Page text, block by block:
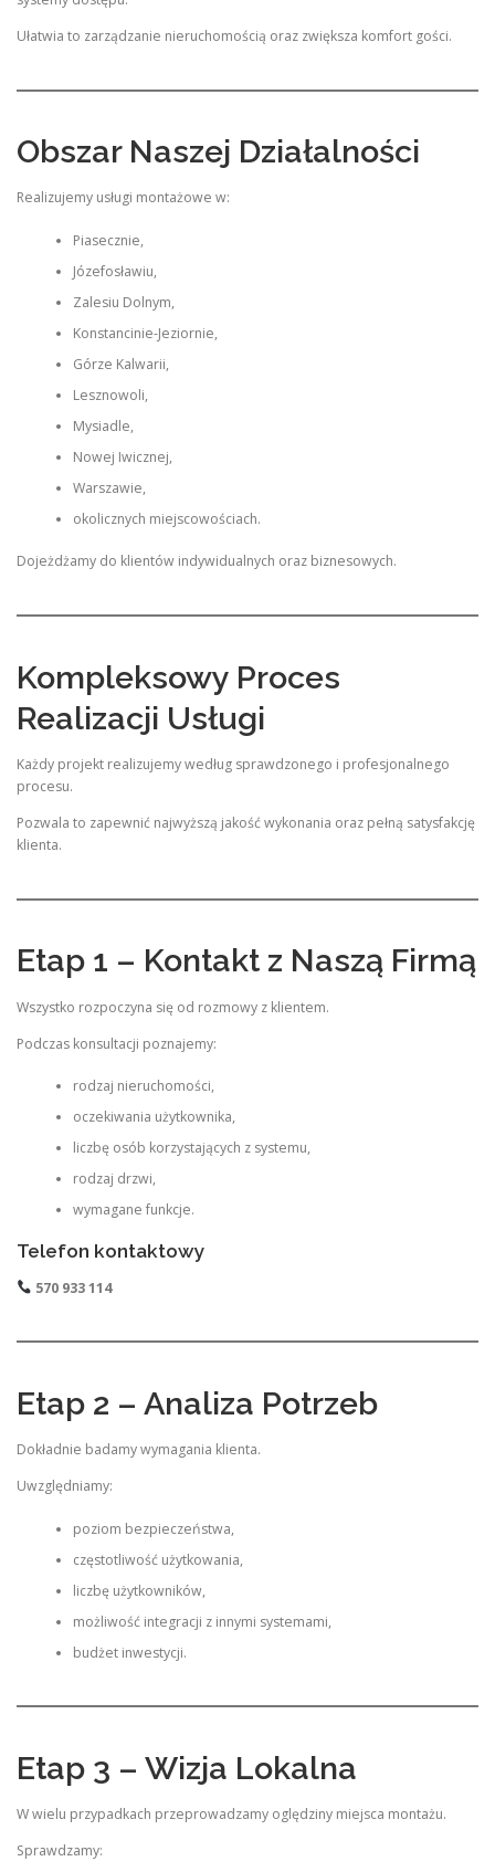
Ułatwia to zarządzanie nieruchomością oraz zwiększa komfort gości.
Obszar Naszej Działalności
Realizujemy usługi montażowe w:
Piasecznie,
Józefosławiu,
Zalesiu Dolnym,
Konstancinie-Jeziornie,
Górze Kalwarii,
Lesznowoli,
Mysiadle,
Nowej Iwicznej,
Warszawie,
okolicznych miejscowościach.
Dojeżdżamy do klientów indywidualnych oraz biznesowych.
Kompleksowy Proces
Realizacji Usługi
Każdy projekt realizujemy według sprawdzonego i profesjonalnego
procesu.
Pozwala to zapewnić najwyższą jakość wykonania oraz pełną satysfakcję
klienta.
Etap 1 – Kontakt z Naszą Firmą
Wszystko rozpoczyna się od rozmowy z klientem.
Podczas konsultacji poznajemy:
rodzaj nieruchomości,
oczekiwania użytkownika,
liczbę osób korzystających z systemu,
rodzaj drzwi,
wymagane funkcje.
Telefon kontaktowy
570 933 114
Etap 2 – Analiza Potrzeb
Dokładnie badamy wymagania klienta.
Uwzględniamy:
poziom bezpieczeństwa,
częstotliwość użytkowania,
liczbę użytkowników,
możliwość integracji z innymi systemami,
budżet inwestycji.
Etap 3 – Wizja Lokalna
W wielu przypadkach przeprowadzamy oględziny miejsca montażu.
Sprawdzamy: